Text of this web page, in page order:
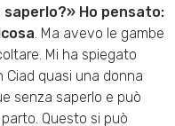
Ho pensato:
. Ma avevo le gambe
Mi ha spiegato
Ciad quasi una donna
senza saperlo e può
Questo si può